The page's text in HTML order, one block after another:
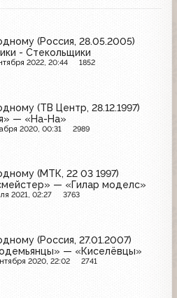
(Россия, 28.05.2005)
- Стекольщики
2022, 20:44 1852
(ТВ Центр, 28.12.1997)
— «На-На»
2020, 00:31 2989
(МТК, 22 03 1997)
— «Гилар моделс»
2021, 02:27 3763
(Россия, 27.01.2007)
— «Киселёвцы»
2020, 22:02 2741